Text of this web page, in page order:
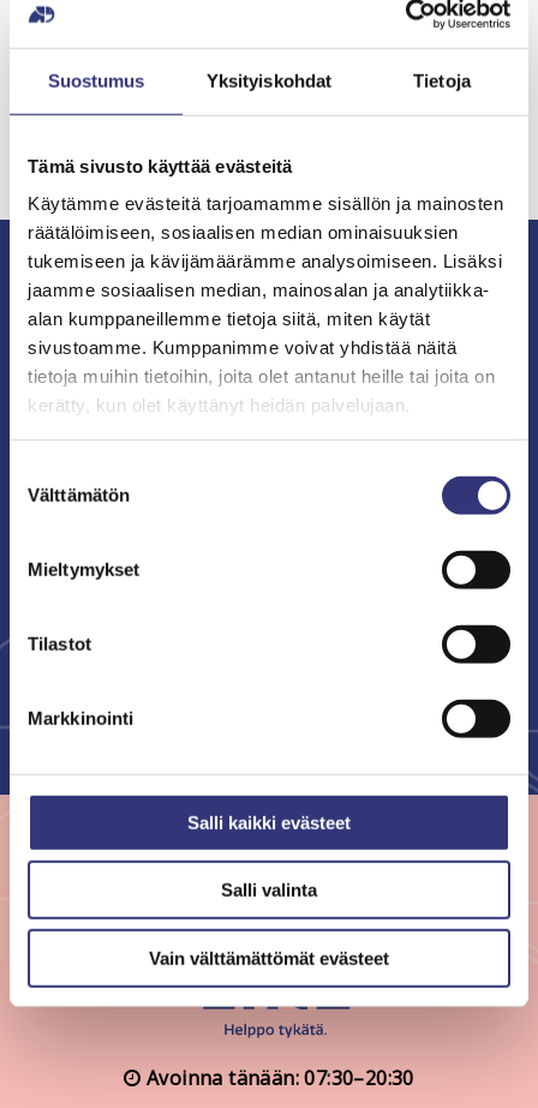
Suostumus Yksityiskohdat Tietoja
Tämä sivusto käyttää evästeitä
Käytämme evästeitä tarjoamamme sisällön ja mainosten
räätälöimiseen, sosiaalisen median ominaisuuksien
tukemiseen ja kävijämäärämme analysoimiseen. Lisäksi
jaamme sosiaalisen median, mainosalan ja analytiikka-
alan kumppaneillemme tietoja siitä, miten käytät
sivustoamme. Kumppanimme voivat yhdistää näitä
tietoja muihin tietoihin, joita olet antanut heille tai joita on
kerätty, kun olet käyttänyt heidän palvelujaan.
valinta
Välttämätön
Mieltymykset
Tilastot
Markkinointi
Salli kaikki evästeet
Salli valinta
Vain välttämättömät evästeet
Valitettavasti täältä ei löytynyt mitään, kokeile
hakua.
Haku:
Tilaa uutiskirje
Tilaamalla uutiskirjeen sähköpostiisi, saat
ensimmäisten joukossa tietää tarjouksista ja mitä
Uutiskirje on ilmainen, eikä velvoita tilaajaa mihinkään. Voit keskeyttää
Avoinna tänään: 07:30–20:30